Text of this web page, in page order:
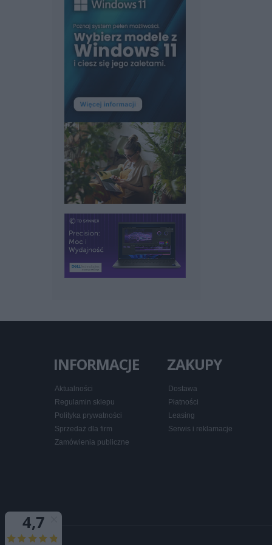
INFORMACJE
Aktualności
Regulamin sklepu
Polityka prywatności
Sprzedaż dla firm
Zamówienia publiczne
ZAKUPY
Dostawa
Płatności
Leasing
Serwis i reklamacje